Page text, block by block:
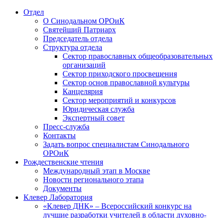
Отдел
О Синодальном ОРОиК
Святейший Патриарх
Председатель отдела
Структура отдела
Сектор православных общеобразовательных
организаций
Сектор приходского просвещения
Сектор основ православной культуры
Канцелярия
Сектор мероприятий и конкурсов
Юридическая служба
Экспертный совет
Пресс-служба
Контакты
Задать вопрос специалистам Синодального
ОРОиК
Рождественские чтения
Международный этап в Москве
Новости регионального этапа
Документы
Клевер Лаборатория
«Клевер ДНК» – Всероссийский конкурс на
лучшие разработки учителей в области духовно-